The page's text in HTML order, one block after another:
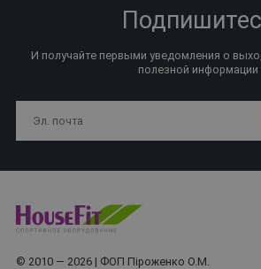
И получайте первыми уведомления о
полезной информации
© 2010 — 2026 | ФОП Піроженко О.М.